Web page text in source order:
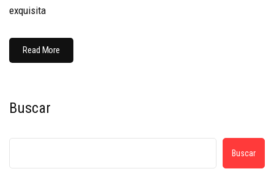
exquisita
Read More
Buscar
Buscar